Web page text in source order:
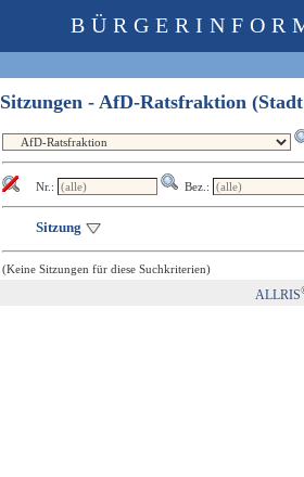
Sitzungen - AfD-Ratsfraktion
Nr.: Bez.:
Sitzung
(Keine Sitzungen für diese Suchkriterien)
ALLRIS